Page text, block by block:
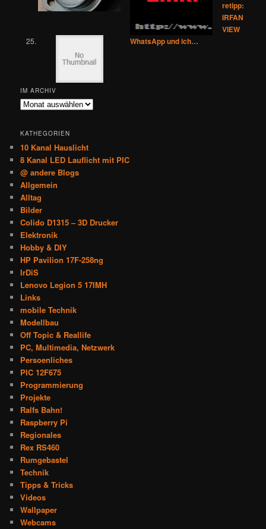
retipp:
IRFAN
VIEW
WhatsApp und ich…
IM ARCHIV
Im
KATHEGORIEN
10 Kanal Hauslicht
8 Kanal LED Lauflicht mit PIC
@ andere Blogs
Allgemein
Alltag
Bilder
Colido D1315 – 3D Drucker
Elektronik
Hobby & DIY
HP Pavilion 17F-258ng
IrDiS
Lenovo Legion 5 17IMH
Links
mobile Technik
Modellbau
Off Topic & Reallife
PC, Multimedia, Netzwerk
Persoenliches
PIC 12F675
Programmierung
Projekte
Ralfs Bahn!
Raspberry Pi
Regionales
Rex RS460
Rumgebastel
Technik
Tipps & Tricks
Videos
Wallpaper
Webcams